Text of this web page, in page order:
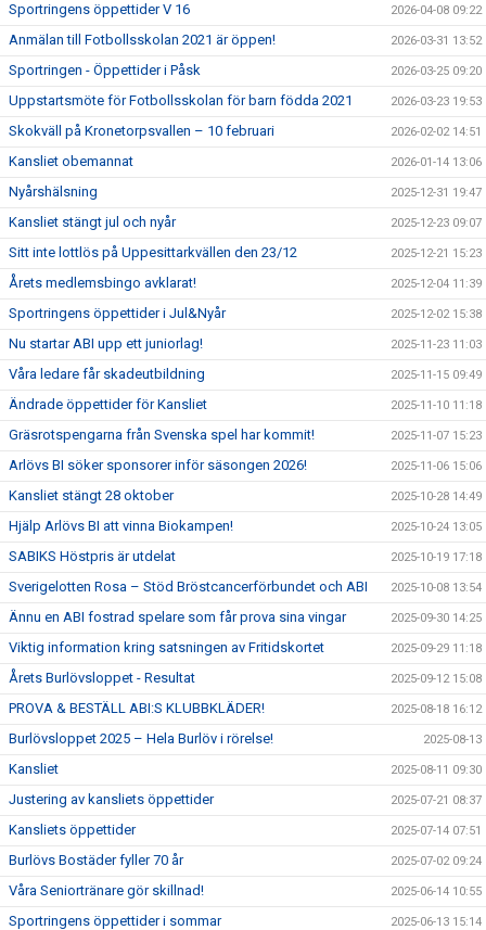
Sportringens öppettider V 16 2026-04-08 09:22
Anmälan till Fotbollsskolan 2021 är öppen! 2026-03-31 13:52
Sportringen - Öppettider i Påsk 2026-03-25 09:20
Uppstartsmöte för Fotbollsskolan för barn födda 2021 2026-03-23 19:53
Skokväll på Kronetorpsvallen – 10 februari 2026-02-02 14:51
Kansliet obemannat 2026-01-14 13:06
Nyårshälsning 2025-12-31 19:47
Kansliet stängt jul och nyår 2025-12-23 09:07
Sitt inte lottlös på Uppesittarkvällen den 23/12 2025-12-21 15:23
Årets medlemsbingo avklarat! 2025-12-04 11:39
Sportringens öppettider i Jul&Nyår 2025-12-02 15:38
Nu startar ABI upp ett juniorlag! 2025-11-23 11:03
Våra ledare får skadeutbildning 2025-11-15 09:49
Ändrade öppettider för Kansliet 2025-11-10 11:18
Gräsrotspengarna från Svenska spel har kommit! 2025-11-07 15:23
Arlövs BI söker sponsorer inför säsongen 2026! 2025-11-06 15:06
Kansliet stängt 28 oktober 2025-10-28 14:49
Hjälp Arlövs BI att vinna Biokampen! 2025-10-24 13:05
SABIKS Höstpris är utdelat 2025-10-19 17:18
Sverigelotten Rosa – Stöd Bröstcancerförbundet och ABI 2025-10-08 13:54
Ännu en ABI fostrad spelare som får prova sina vingar 2025-09-30 14:25
Viktig information kring satsningen av Fritidskortet 2025-09-29 11:18
Årets Burlövsloppet - Resultat 2025-09-12 15:08
PROVA & BESTÄLL ABI:S KLUBBKLÄDER! 2025-08-18 16:12
Burlövsloppet 2025 – Hela Burlöv i rörelse! 2025-08-13
Kansliet 2025-08-11 09:30
Justering av kansliets öppettider 2025-07-21 08:37
Kansliets öppettider 2025-07-14 07:51
Burlövs Bostäder fyller 70 år 2025-07-02 09:24
Våra Seniortränare gör skillnad! 2025-06-14 10:55
Sportringens öppettider i sommar 2025-06-13 15:14